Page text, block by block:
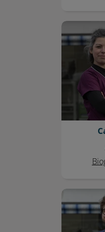
Dr